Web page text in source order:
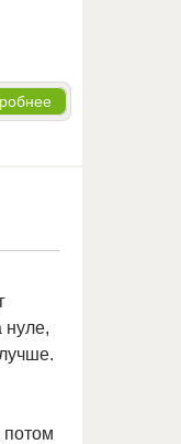
нуле,
потом